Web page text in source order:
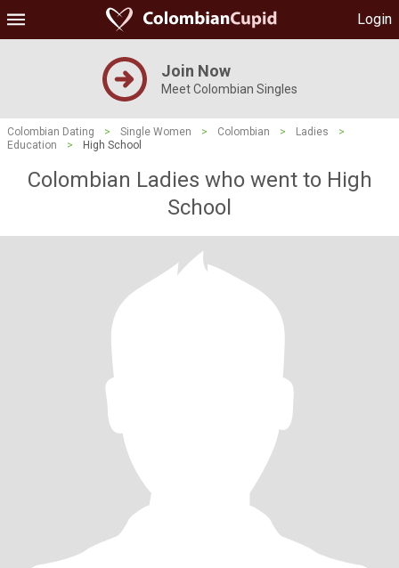
Login
Join Now
Meet Colombian Singles
Colombian Dating > Single Women > Colombian > Ladies
>
Education
> High School
Colombian Ladies who went to High
School